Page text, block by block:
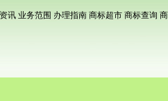
讯 业务范围 办理指南 商标超市 商标查询